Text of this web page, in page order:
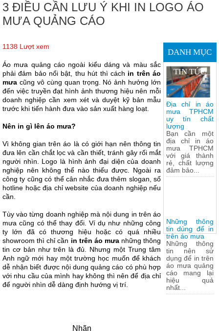
3 ĐIỀU CẦN LƯU Ý KHI IN LOGO ÁO
MƯA QUẢNG CÁO
1138 Lượt xem
Áo mưa quảng cáo ngoài kiểu dáng và màu sắc
phải đảm bảo nổi bật, thu hút thì cách in trên áo
mưa cũng vô cùng quan trọng. Nó ảnh hưởng lớn
đến việc truyền đạt hình ảnh thương hiệu nên mỗi
doanh nghiệp cần xem xét và duyệt kỹ bản mẫu
trước khi tiến hành đưa vào sản xuất hàng loạt.
Nên in gì lên áo mưa?
Vì không gian trên áo là có giới hạn nên thông tin
đưa lên cần chắt lọc và cần thiết, tránh gây rối mắt
người nhìn. Logo là hình ảnh đại diện của doanh
nghiệp nên không thể nào thiếu được. Ngoài ra
công ty cũng có thể cân nhắc đưa thêm slogan, số
hotline hoặc địa chỉ website của doanh nghiệp nếu
cần.
Tùy vào từng doanh nghiệp mà nội dung in trên áo
mưa cũng có thể thay đổi. Ví dụ như những công
ty lớn đã có thương hiệu hoặc có quá nhiều
showroom thì chỉ cần in trên áo mưanhững thông
tin cơ bản như trên là đủ. Nhưng một Trung tâm
Anh ngữ mới hay một trường học muốn để khách
dễ nhận biết được nội dung quảng cáo có phù hợp
với nhu cầu của mình hay không thì nên để địa chỉ
để người nhìn dễ dàng định hướng vị trí.
Nhãn
DANH MỤC
TIN TỨC
Địa chỉ in áo
mưa TPHCM
uy tín chất
lượng
Bạn cần một
địa chỉ in áo
mưa TPHCM
với giá thành
rẻ, chất lượng
đảm bảo...
Những thông
tin dùng để in
trên áo mưa
Những thông
tin nên sử
dụng để in trên
áo mưa quảng
cáo mang lại
hiệu quả
nhất...